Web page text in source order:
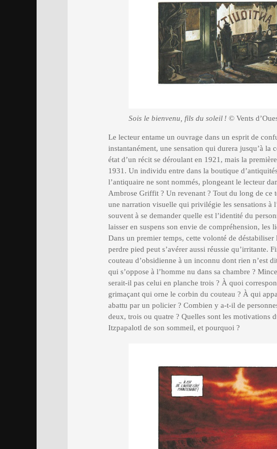
Sois le bienvenu, fils du soleil ! © Vents
Le lecteur entame un ouvrage dans un esprit de
instantanément, une sensation qui durera jusqu’à
état d’un récit se déroulant en 1921, mais la
1931. Un individu entre dans la boutique
l’antiquaire ne sont nommés, plongeant le lecteur
Ambrose Griffit ? Un revenant ? Tout du long de ce
une narration visuelle qui privilégie les sensations à
souvent à se demander quelle est l’identité du
laisser en suspens son envie de compréhension, les
Dans un premier temps, cette volonté de
perdre pied peut s’avérer aussi réussie qu’irritante.
couteau d’obsidienne à un inconnu dont rien n’est
qui s’oppose à l’homme nu dans sa chambre ?
serait-il pas celui en planche trois ? À quoi
grimaçant qui orne le corbin du couteau ? À qui
abattu par un policier ? Combien y a-t-il de
deux, trois ou quatre ? Quelles sont les motivations
Itzpapalotl de son sommeil, et pourquoi ?